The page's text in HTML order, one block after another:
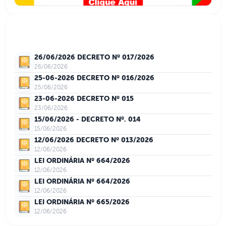
26/06/2026
25-06-2026 DECRETO Nº 016/2026
25/06/2026
23-06-2026 DECRETO Nº 015
23/06/2026
15/06/2026 - DECRETO Nº. 014
15/06/2026
12/06/2026 DECRETO Nº 013/2026
12/06/2026
LEI ORDINÁRIA Nº 664/2026
12/06/2026
LEI ORDINÁRIA Nº 664/2026
12/06/2026
LEI ORDINÁRIA Nº 665/2026
12/06/2026